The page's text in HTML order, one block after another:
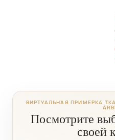
ВИРТУАЛЬНАЯ ПРИМЕРКА
Посмотрите
своей